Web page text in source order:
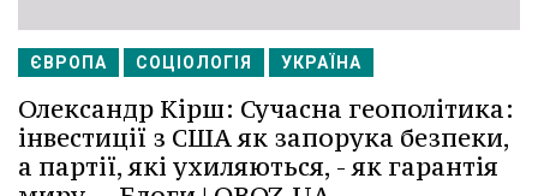
ЄВРОПА СОЦІОЛОГІЯ УКРАЇНА
Олександр Кірш: Сучасна геополітика:
інвестиції з США як запорука безпеки,
а партії, які ухиляються, - як гарантія